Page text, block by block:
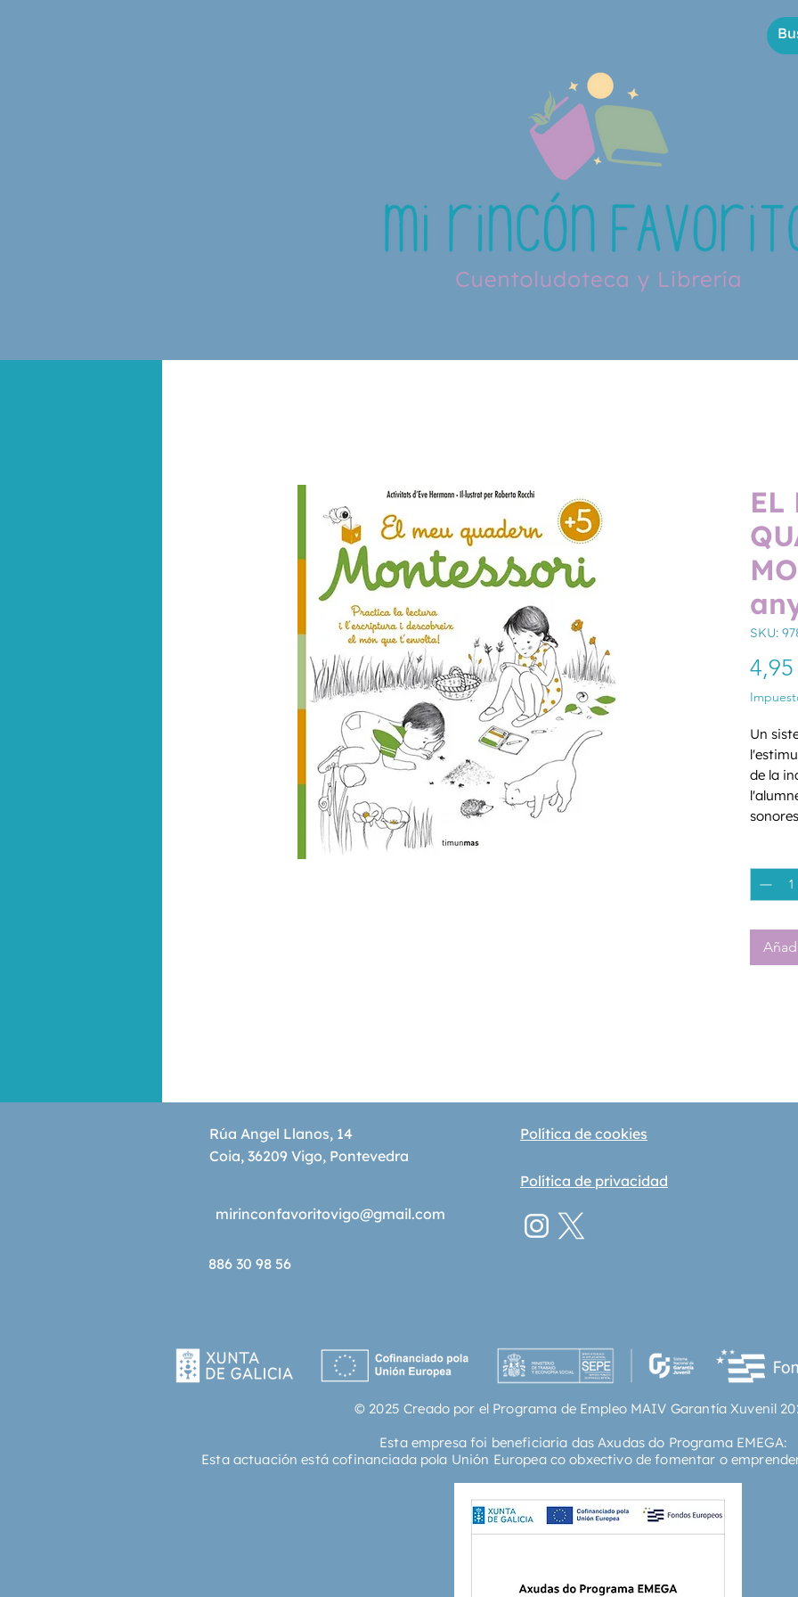
EL
SKU:
4,95
Un
de la
els
Rúa Angel Llanos, 14
Coia, 36209 Vigo, Pontevedra
mirinconfavoritovigo@gmail.com
886 30 98 56
Política de cookies
Política de privacidad
© 2025 Creado por el Programa de Empleo MAIV Garantía Xuvenil
Esta empresa foi beneficiaria das Axudas do Programa EMEGA:
Esta actuación está cofinanciada pola Unión Europea co obxectivo de fomentar o